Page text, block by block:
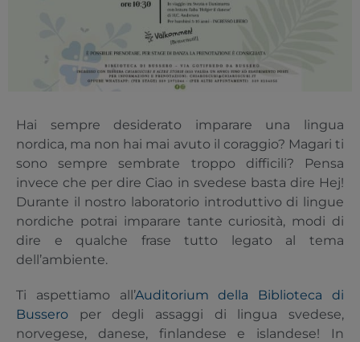
Hai sempre desiderato imparare una lingua
nordica, ma non hai mai avuto il coraggio? Magari ti
sono sempre sembrate troppo difficili? Pensa
invece che per dire Ciao in svedese basta dire Hej!
Durante il nostro laboratorio introduttivo di lingue
nordiche potrai imparare tante curiosità, modi di
dire e qualche frase tutto legato al tema
dell’ambiente.
Ti aspettiamo all’Auditorium della Biblioteca di
Bussero per degli assaggi di lingua svedese,
norvegese, danese, finlandese e islandese! In